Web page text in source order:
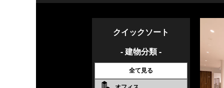
クイックソート
- 建物分類 -
全て見る